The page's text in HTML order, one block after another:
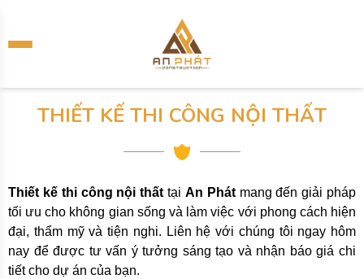
THIẾT KẾ THI CÔNG NỘI THẤT
Thiết kế thi công nội thất tại An Phát mang đến giải pháp
tối ưu cho không gian sống và làm việc với phong cách hiện
đại, thẩm mỹ và tiện nghi. Liên hệ với chúng tôi ngay hôm
nay để được tư vấn ý tưởng sáng tạo và nhận báo giá chi
tiết cho dự án của bạn.